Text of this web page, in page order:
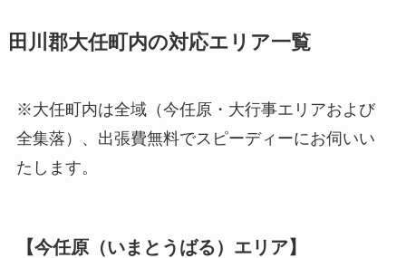
田川郡大任町内の対応エリア一覧
※大任町内は全域（今任原・大行事エリアおよび
全集落）、出張費無料でスピーディーにお伺いい
たします。
【今任原（いまとうばる）エリア】